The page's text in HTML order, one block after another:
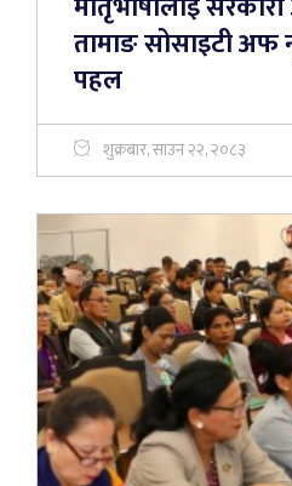
तामाङ सोसाइटी
पहल
शुक्रबार, साउन २२, २०८३